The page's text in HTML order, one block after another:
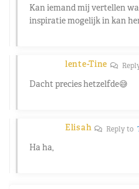
Kan iemand mij vertellen
inspiratie mogelijk in kan
lente-Tine
Dacht precies hetzelfde😅
Elisah Reply to
Ha ha,